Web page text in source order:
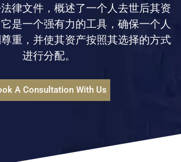
律文件，概述了一个人去世后其资
是一个强有力的工具，确保一个人
重，并使其资产按照其选择的方式
进行分配。
A Consultation With Us